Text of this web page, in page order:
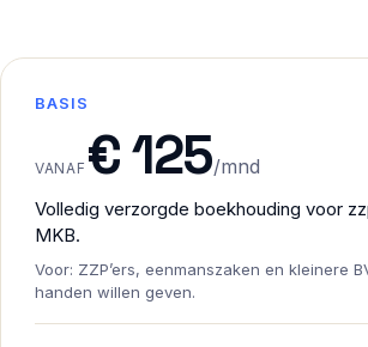
BASIS
VANAF € 125/mnd
Volledig verzorgde boekhouding voor
MKB.
Voor: ZZP’ers, eenmanszaken en kleinere
handen willen geven.